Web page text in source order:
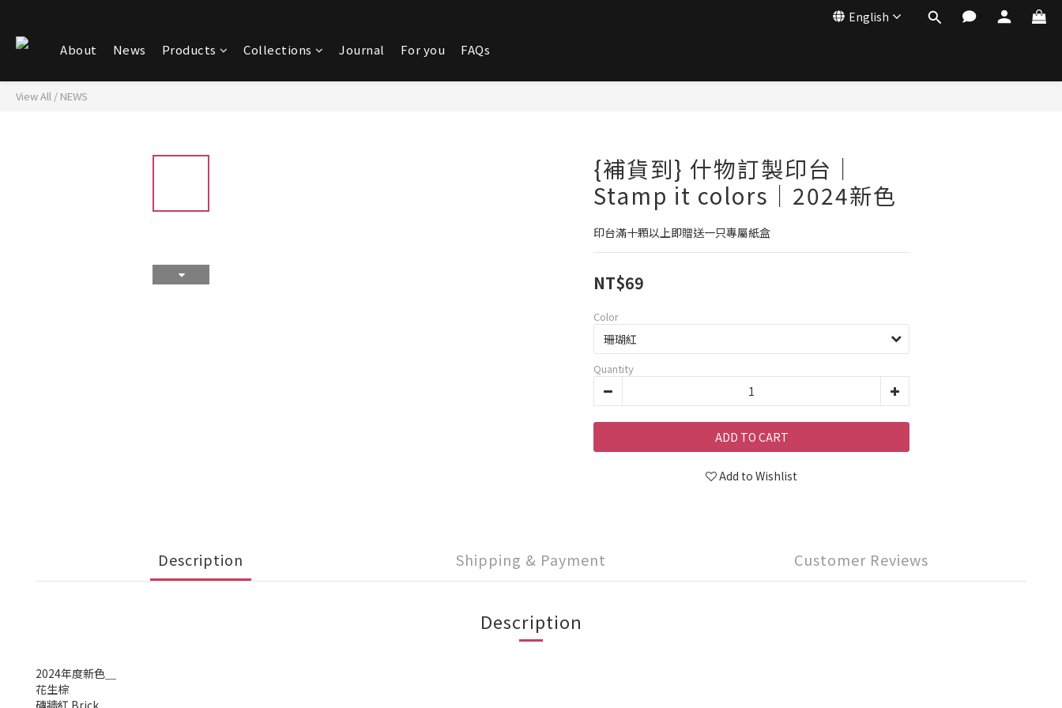
English
About News Products Collections Journal For you FAQs
View All / NEWS
{補貨到} 什物訂製印台｜
Stamp it colors｜2024新色
印台滿十顆以上即贈送一只專屬紙盒
NT$69
Color
Quantity
ADD TO CART
Add to Wishlist
Description Shipping & Payment Customer Reviews
Description
2024年度新色＿
花生棕
磚牆紅 Brick